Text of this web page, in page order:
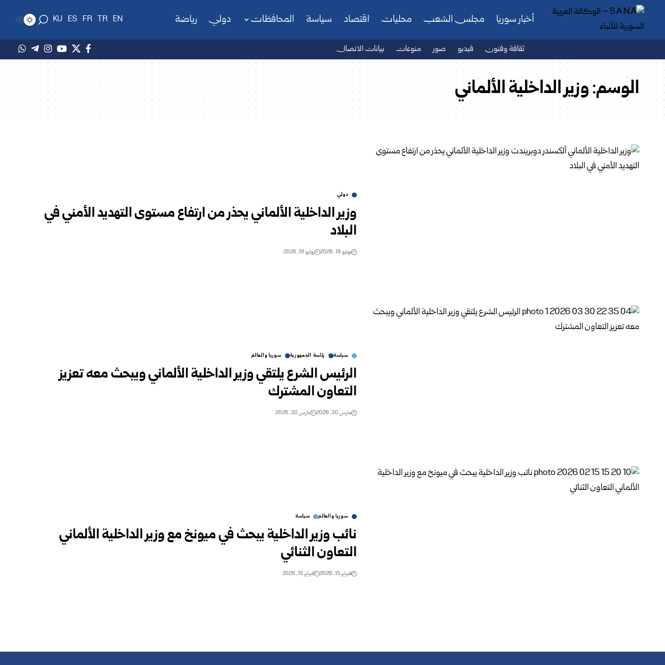
أخبار سوريا مجلس الشعب محليات اقتصاد سياسة المحافظات دولي رياضة EN
TR
FR
ES
KU
ثقافة وفنون فيديو صور منوعات بيانات الاتصال
الوسم:وزير الداخلية الألماني
دولي
وزير الداخلية الألماني يحذر من ارتفاع مستوى التهديد الأمني في
البلاد
يوليو 18, 2026 يوليو 18, 2026
سياسة رئاسة الجمهورية سوريا والعالم
الرئيس الشرع يلتقي وزير الداخلية الألماني ويبحث معه تعزيز
التعاون المشترك
مارس 30, 2026 مارس 30, 2026
سوريا والعالم سياسة
نائب وزير الداخلية يبحث في ميونخ مع وزير الداخلية الألماني
التعاون الثنائي
فبراير 15, 2026 فبراير 15, 2026